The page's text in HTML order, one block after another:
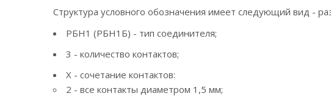
Структура условного обозначения имеет следующий вид -
РБН1 (РБН1Б) - тип соединителя;
3 - количество контактов;
Х - сочетание контактов:
2 - все контакты диаметром 1,5 мм;